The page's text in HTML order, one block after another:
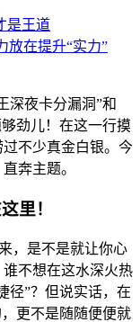
是王道
放在提升“实力”
深夜卡分漏洞”和
劲儿！在这一行摸
不少真金白银。今
奔主题。
里！
，是不是就让你心
不想在这水深火热
径”？但说实话，在
更不是随随便便就